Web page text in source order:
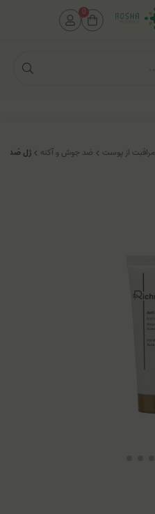
از پوست ضد جوش و آکنه ژل ضد
0